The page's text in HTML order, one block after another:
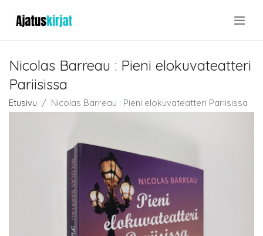
Nicolas Barreau : Pieni elokuvateatteri
Pariisissa
Etusivu Nicolas Barreau : Pieni elokuvateatteri Pariisissa